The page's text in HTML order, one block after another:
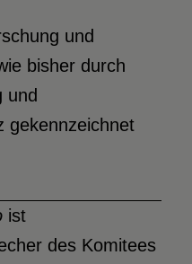
und
bisher durch
und
gekennzeichnet
ist
des Komitees